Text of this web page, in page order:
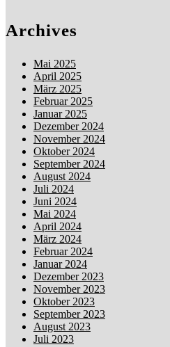
Archives
Mai 2025
April 2025
März 2025
Februar 2025
Januar 2025
Dezember 2024
November 2024
Oktober 2024
September 2024
August 2024
Juli 2024
Juni 2024
Mai 2024
April 2024
März 2024
Februar 2024
Januar 2024
Dezember 2023
November 2023
Oktober 2023
September 2023
August 2023
Juli 2023